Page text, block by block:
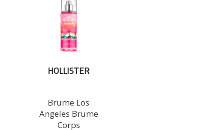
HOLLISTER
Brume Los
Angeles Brume
Corps